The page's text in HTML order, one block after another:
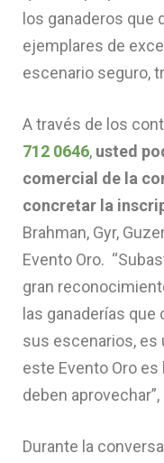
los ganaderos que
ejemplares de
escenario seguro,
A través de los
712 0646, usted
comercial de la
concretar la
Brahman, Gyr,
Evento Oro.
gran
las ganaderías
sus escenarios, es
este Evento Oro
deben
Durante la